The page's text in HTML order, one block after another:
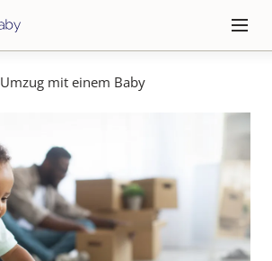
≡
Umzug mit einem Baby